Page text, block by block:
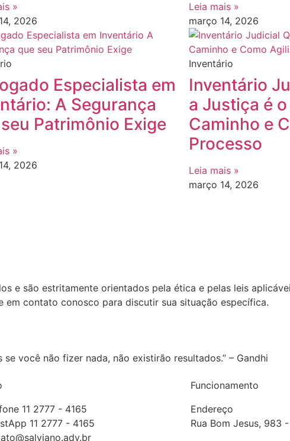
»
2026
Leia mais »
março 14, 2026
Especialista em
A Segurança
Patrimônio Exige
»
2026
Inventário
Inventário
a Justiça é
Caminho e
Processo
Leia mais »
março 14, 2026
e são estritamente orientados pela ética e pelas leis
em contato conosco para discutir sua situação específica.
você não fizer nada, não existirão resultados.” – Gandhi
11 2777 - 4165
11 2777 - 4165
Funcionamento
Endereço
Rua Bom Jesus, 983